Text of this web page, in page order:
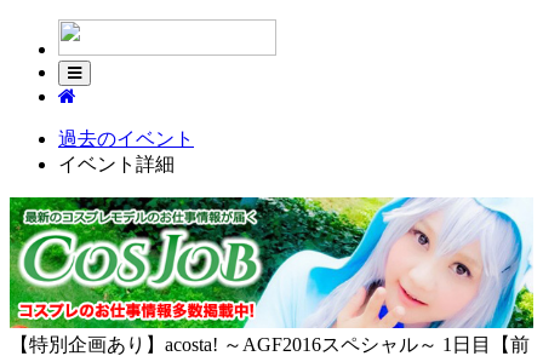
過去のイベント
イベント詳細
【特別企画あり】acosta! ～AGF2016スペシャル～ 1日目【前